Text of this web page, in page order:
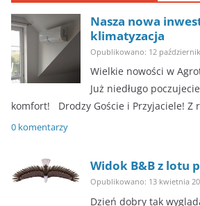
Nasza nowa
klimatyzacja
Opublikowano: 12
Wielkie nowości w
Już niedługo
komfort! ​Drodzy Goście i Przyjaciele! Z
0 komentarzy
Widok B&B z lotu
Opublikowano: 13 kwietnia
Dzień dobry tak